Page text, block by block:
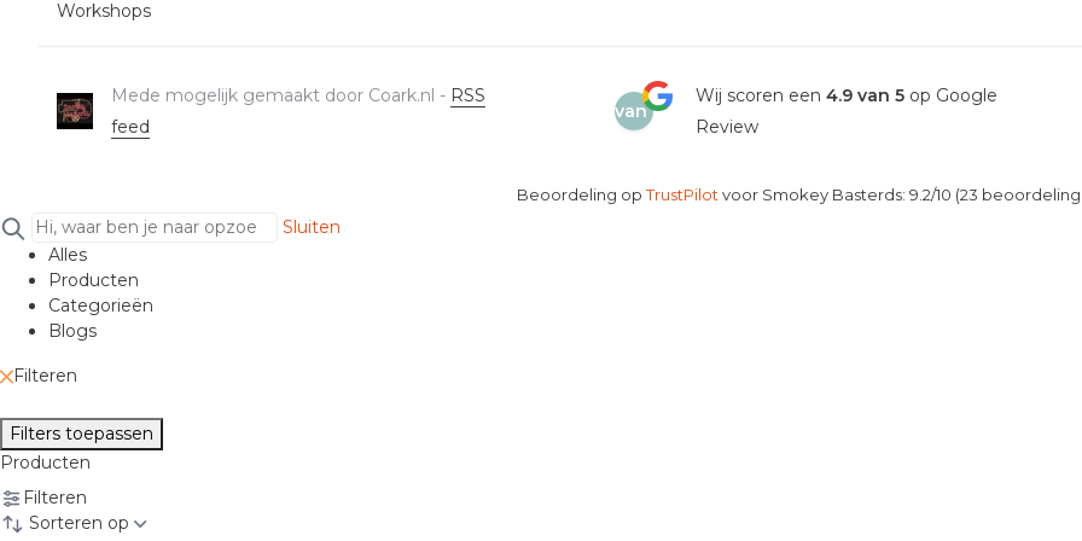
Workshops
Mede mogelijk gemaakt door Coark.nl - RSS
feed
van
Wij scoren een 4.9 van 5op Google
Review
Beoordeling opTrustPilot voor Smokey Basterds: 9.2/10 (23
Sluiten
Alles
Producten
Categorieën
Blogs
Filteren
Filters toepassen
Producten
Filteren
Sorteren op